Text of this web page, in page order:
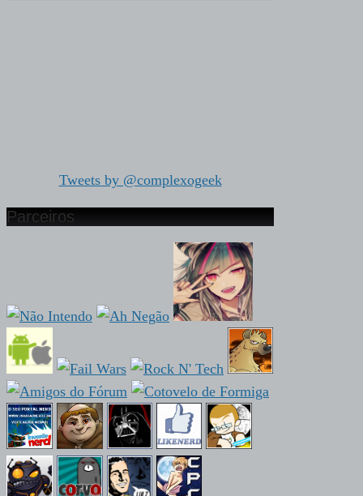
Tweets by @complexogeek
Parceiros